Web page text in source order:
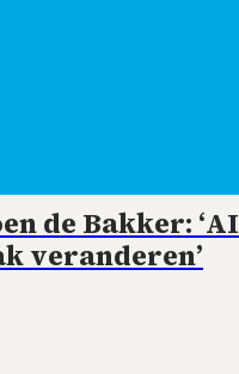
de Bakker:
veranderen’